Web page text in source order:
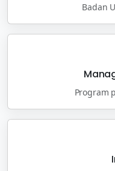
Badan
Program